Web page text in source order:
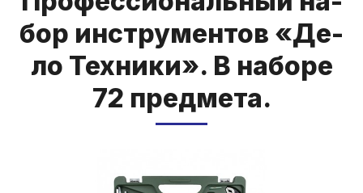
бор инс­тру­мен­тов «Де­
ло Тех­ни­ки». В на­бо­ре
72 пред­ме­та.